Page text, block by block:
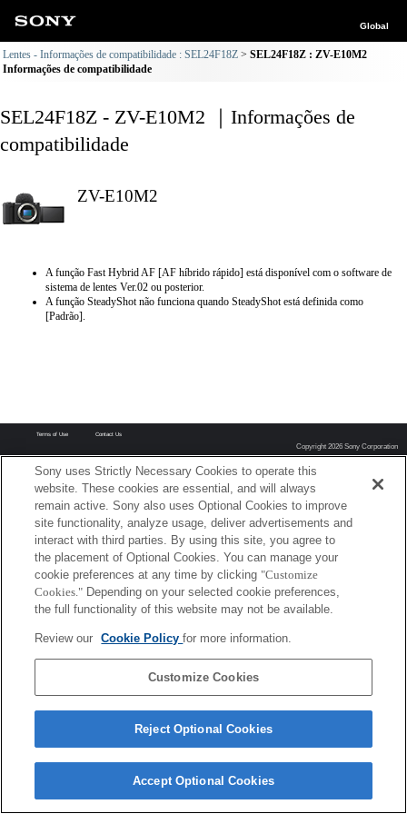
Global
Lentes - Informações de compatibilidade : SEL24F18Z
SEL24F18Z : ZV-E10M2
Informações de compatibilidade
SEL24F18Z - ZV-E10M2 ｜Informações de
compatibilidade
ZV-E10M2
A função Fast Hybrid AF [AF híbrido rápido] está disponível com o software de
sistema de lentes Ver.02 ou posterior.
A função SteadyShot não funciona quando SteadyShot está definida como
[Padrão].
Terms of Use Contact Us
Copyright 2026 Sony Corporation
Sony uses Strictly Necessary Cookies to operate this
website. These cookies are essential, and will always
remain active. Sony also uses Optional Cookies to improve
site functionality, analyze usage, deliver advertisements and
interact with third parties. By using this site, you agree to
the placement of Optional Cookies. You can manage your
cookie preferences at any time by clicking "Customize
Cookies." Depending on your selected cookie preferences,
the full functionality of this website may not be available.
Review our Cookie Policyfor more information.
Customize Cookies
Reject Optional Cookies
Accept Optional Cookies